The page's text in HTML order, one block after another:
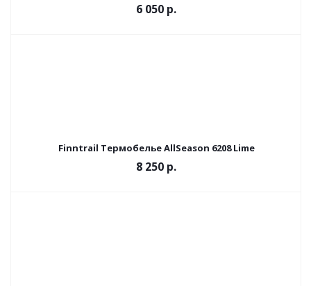
6 050 р.
Finntrail Термобелье AllSeason 6208 Lime
8 250 р.